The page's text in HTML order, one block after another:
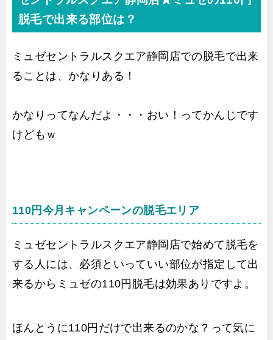
脱毛で出来る部位は？
ミュゼセントラルスクエア静岡店での脱毛で出来
ることは、かなりある！
かなりってなんだよ・・・おい！ってかんじです
けどもｗ
110円今月キャンペーンの脱毛エリア
ミュゼセントラルスクエア静岡店で始めて脱毛を
する人には、必須といっていい部位が指定して出
来るからミュゼの110円脱毛は効果ありですよ。
ほんとうに110円だけで出来るのかな？って気に